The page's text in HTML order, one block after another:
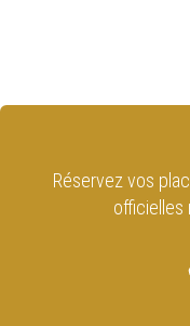
Réservez vos
officielles